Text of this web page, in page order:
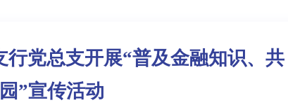
党总支开展“普及金融知识、共
”宣传活动